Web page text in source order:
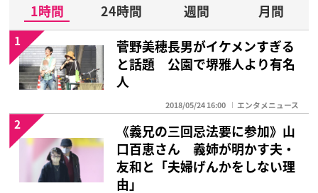
1時間 24時間 週間
月間
菅野美穂長男がイケメンすぎる
と話題 公園で堺雅人より有名
人
2018/05/24 16:00 エンタメニュース
1
《義兄の三回忌法要に参加》山
口百恵さん 義姉が明かす夫・
友和と「夫婦げんかをしない理
由」
2